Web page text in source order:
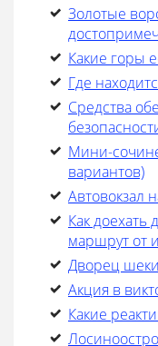
Золотые
Какие горы
Где
Средства
Мини-
вариантов)
Автовокзал
Как
маршрут от
Дворец
Акция в
Какие